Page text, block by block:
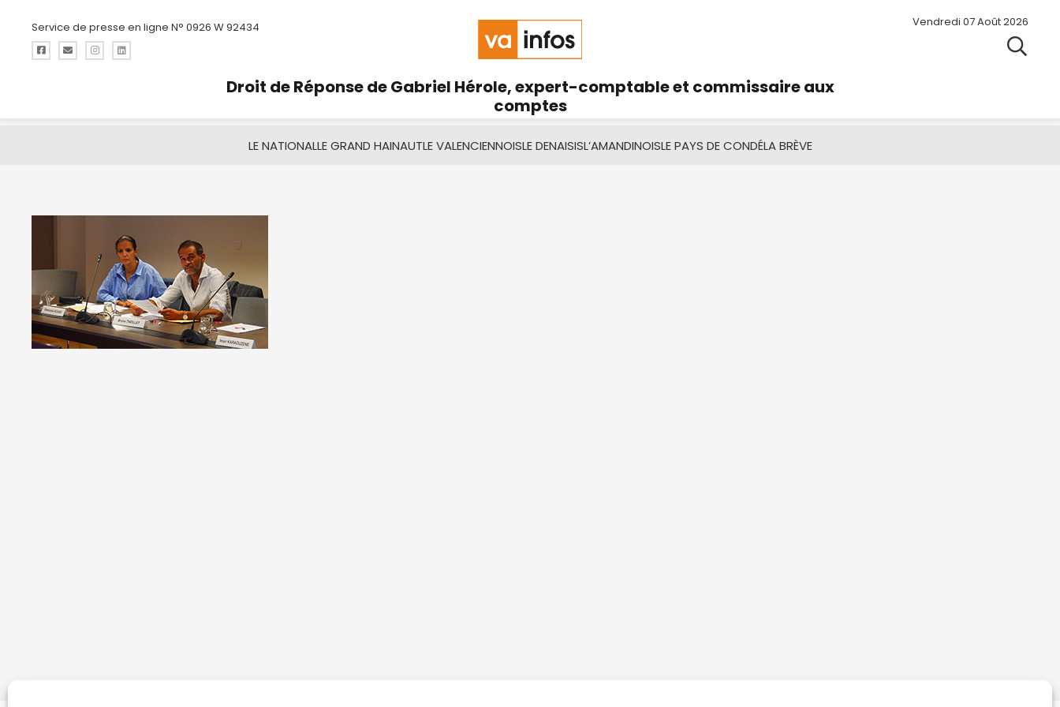
Service de presse en ligne N° 0926 W 92434 Vendredi 07 Août 2026
Droit de Réponse de Gabriel Hérole, expert-comptable et commissaire aux
comptes
LE NATIONALLE GRAND HAINAUTLE VALENCIENNOISLE DENAISISL’AMANDINOISLE PAYS DE CONDÉLA BRÈVE